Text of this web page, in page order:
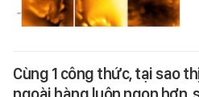
Cùng 1 công thức, tại sao